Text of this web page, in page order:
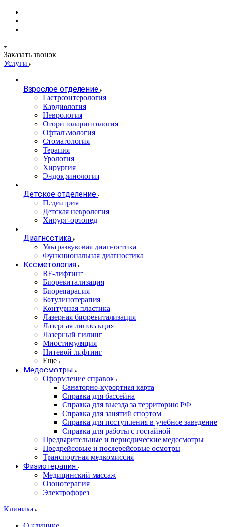
Заказать звонок
Услуги
Взрослое отделение
Гастроэнтерология
Кардиология
Неврология
Оториноларингология
Офтальмология
Стоматология
Терапия
Урология
Хирургия
Эндокринология
Детское отделение
Педиатрия
Детская неврология
Хирург-ортопед
Диагностика
Ультразвуковая диагностика
Функциональная диагностика
Косметология
RF-лифтинг
Биоревитализация
Биорепарация
Ботулинотерапия
Контурная пластика
Лазерная биоревитализация
Лазерная липосакция
Лазерный пилинг
Миостимуляция
Нитевой лифтинг
Еще
Медосмотры
Оформление справок
Санаторно-курортная карта
Справка для бассейна
Справка для выезда за территорию РФ
Справка для занятий спортом
Справка для поступления в учебное заведение
Справка для работы с гостайной
Предварительные и периодические медосмотры
Предрейсовые и послерейсовые осмотры
Транспортная медкомиссия
Физиотерапия
Медицинский массаж
Озонотерапия
Электрофорез
Клиника
О клинике